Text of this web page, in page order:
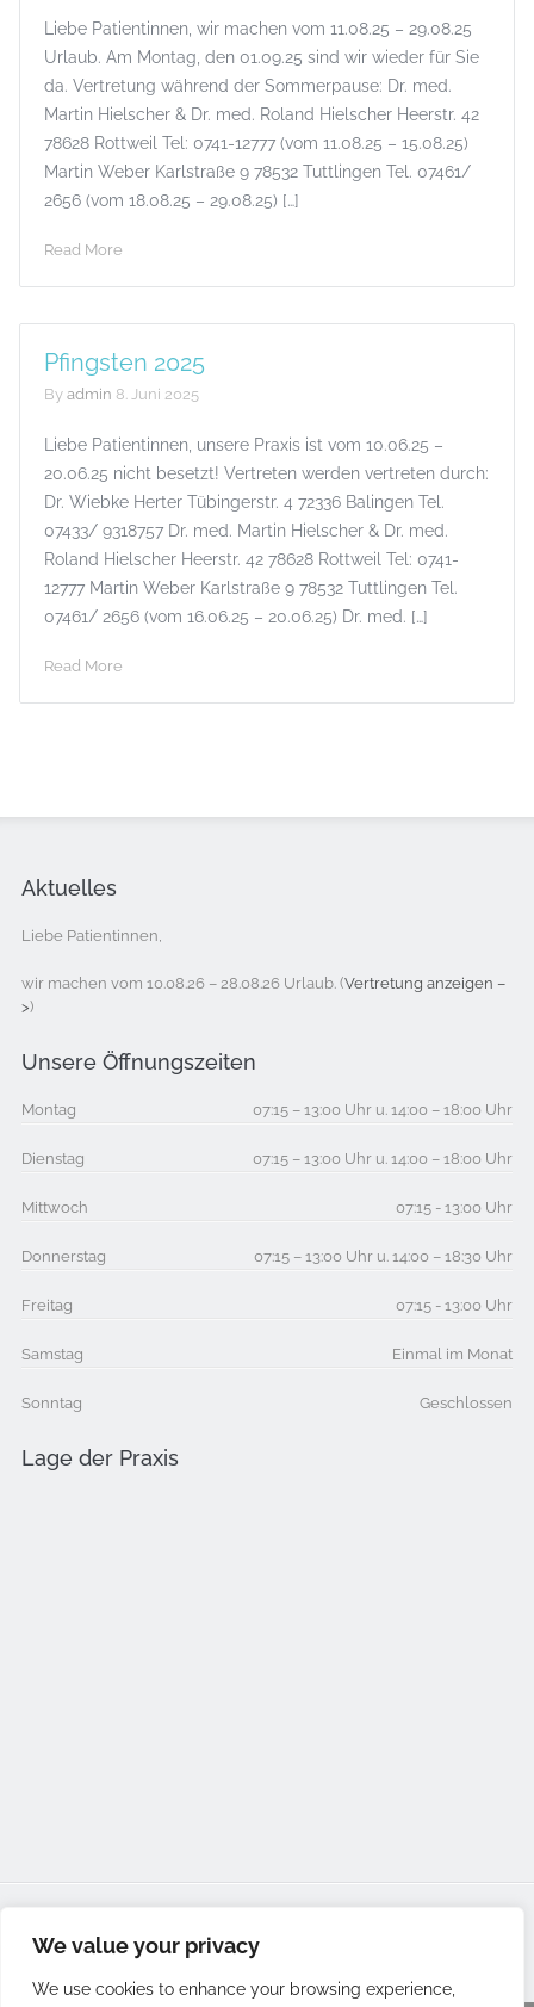
We value your privacy
We use cookies to enhance your browsing experience,
Liebe Patientinnen, wir machen vom 11.08.25 – 29.08.25
Urlaub. Am Montag, den 01.09.25 sind wir wieder für Sie
da. Vertretung während der Sommerpause: Dr. med.
Martin Hielscher & Dr. med. Roland Hielscher Heerstr. 42
78628 Rottweil Tel: 0741-12777 (vom 11.08.25 – 15.08.25)
Martin Weber Karlstraße 9 78532 Tuttlingen Tel. 07461/
2656 (vom 18.08.25 – 29.08.25) […]
Read More
Pfingsten 2025
By admin 8. Juni 2025
Liebe Patientinnen, unsere Praxis ist vom 10.06.25 –
20.06.25 nicht besetzt! Vertreten werden vertreten durch:
Dr. Wiebke Herter Tübingerstr. 4 72336 Balingen Tel.
07433/ 9318757 Dr. med. Martin Hielscher & Dr. med.
Roland Hielscher Heerstr. 42 78628 Rottweil Tel: 0741-
12777 Martin Weber Karlstraße 9 78532 Tuttlingen Tel.
07461/ 2656 (vom 16.06.25 – 20.06.25) Dr. med. […]
Read More
Aktuelles
Liebe Patientinnen,
wir machen vom 10.08.26 – 28.08.26 Urlaub. (Vertretung anzeigen –
>)
Unsere Öffnungszeiten
Montag 07:15 – 13:00 Uhr u. 14:00 – 18:00 Uhr
Dienstag 07:15 – 13:00 Uhr u. 14:00 – 18:00 Uhr
Mittwoch 07:15 - 13:00 Uhr
Donnerstag 07:15 – 13:00 Uhr u. 14:00 – 18:30 Uhr
Freitag 07:15 - 13:00 Uhr
Samstag Einmal im Monat
Sonntag Geschlossen
Lage der Praxis
und Geburtshilfe | Alle Rechte vorbehalten